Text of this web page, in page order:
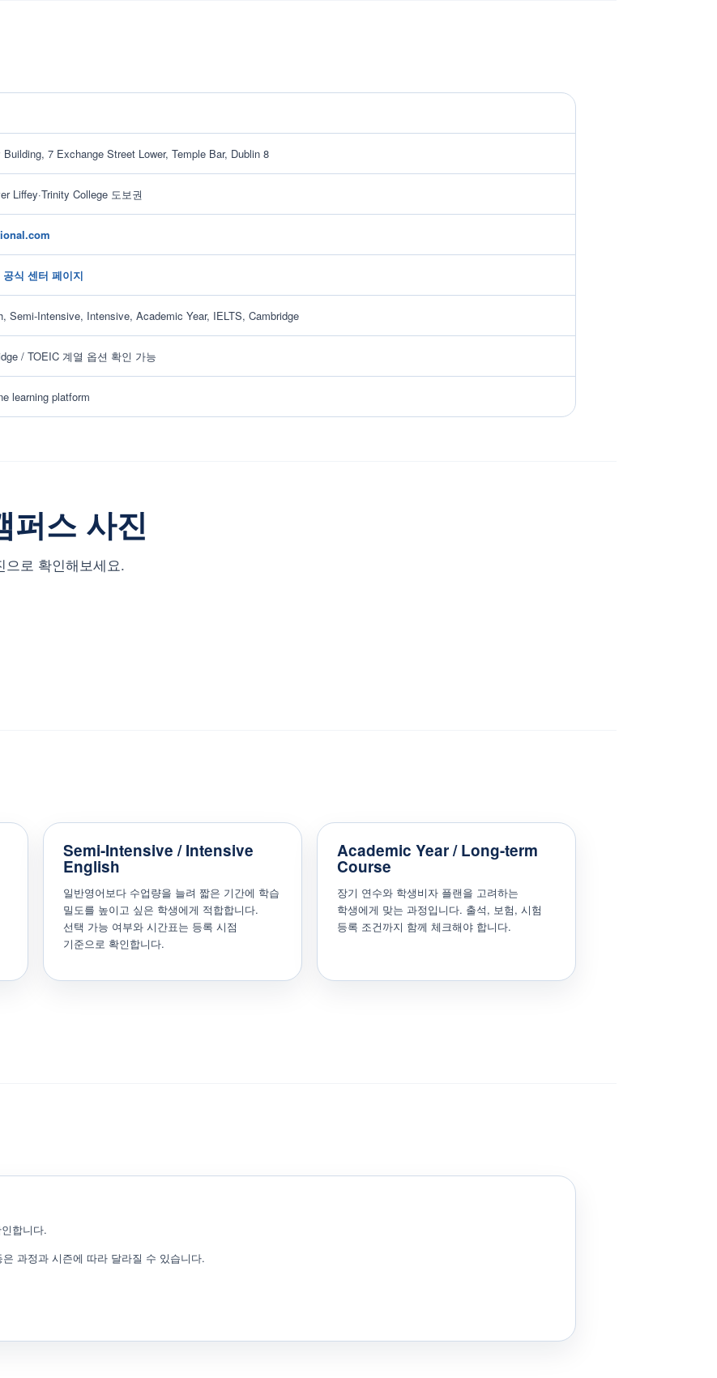
7 Exchange Street Lower, Temple Bar, Dublin 8
Liffey·Trinity College 도보권
식 센터 페이지
Semi-Intensive, Intensive, Academic Year, IELTS, Cambridge
/ TOEIC 계열 옵션 확인 가능
learning platform
스 사진
으로 확인해보세요.
Semi-Intensive / Intensive
English
일반영어보다 수업량을 늘려 짧은 기간에 학습
밀도를 높이고 싶은 학생에게 적합합니다.
선택 가능 여부와 시간표는 등록 시점
기준으로 확인합니다.
Academic Year / Long-term
Course
장기 연수와 학생비자 플랜을 고려하는
학생에게 맞는 과정입니다. 출석, 보험, 시험
등록 조건까지 함께 체크해야 합니다.
합니다.
과정과 시즌에 따라 달라질 수 있습니다.